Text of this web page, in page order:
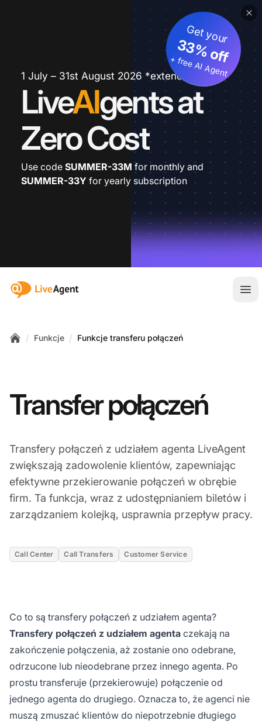
1 July – 31st August 2026 *extended
LiveAIgents at
Zero Cost
Get your
33% off
+ free AI Agent
Use code SUMMER-33M for monthly and
SUMMER-33Y for yearly subscription
:site.title
/ Funkcje / Funkcje transferu połączeń
Transfer połączeń
Transfery połączeń z udziałem agenta LiveAgent
zwiększają zadowolenie klientów, zapewniając
efektywne przekierowanie połączeń w obrębie
firm. Ta funkcja, wraz z udostępnianiem biletów i
zarządzaniem kolejką, usprawnia przepływ pracy.
Call Center Call Transfers Customer Service
Co to są transfery połączeń z udziałem agenta?
Transfery połączeń z udziałem agenta czekają na
zakończenie połączenia, aż zostanie ono odebrane,
odrzucone lub nieodebrane przez innego agenta. Po
prostu transferuje (przekierowuje) połączenie od
jednego agenta do drugiego. Oznacza to, że agenci nie
muszą zmuszać klientów do niepotrzebnie długiego